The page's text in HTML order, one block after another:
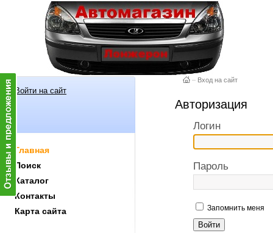
Войти на сайт
Главная
Поиск
Каталог
Контакты
Карта сайта
– Вход на сайт
Авторизация
Логин
Пароль
Запомнить меня